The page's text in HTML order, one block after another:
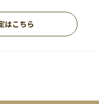
はこちら